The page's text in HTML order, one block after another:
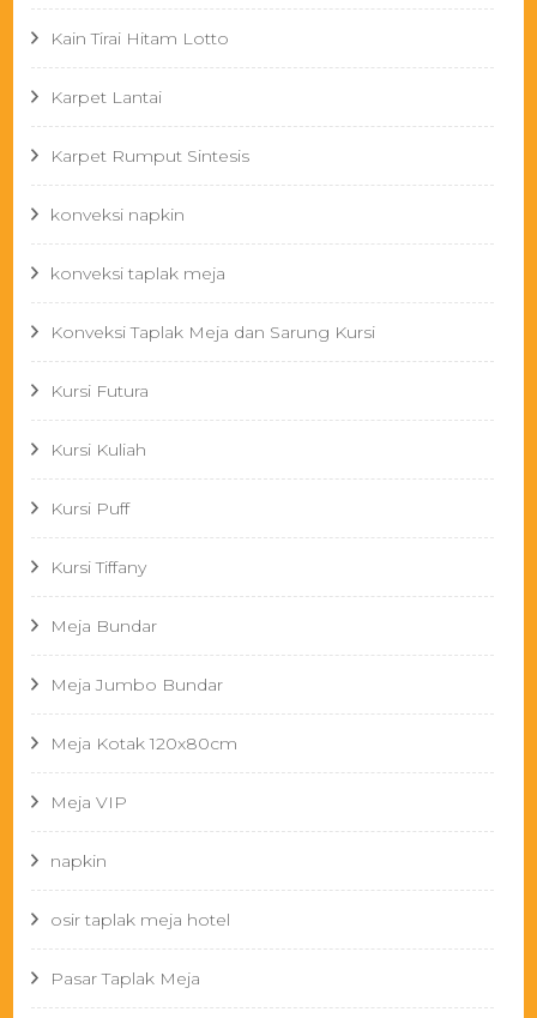
Kain Tirai Hitam Lotto
Karpet Lantai
Karpet Rumput Sintesis
konveksi napkin
konveksi taplak meja
Konveksi Taplak Meja dan Sarung Kursi
Kursi Futura
Kursi Kuliah
Kursi Puff
Kursi Tiffany
Meja Bundar
Meja Jumbo Bundar
Meja Kotak 120x80cm
Meja VIP
napkin
osir taplak meja hotel
Pasar Taplak Meja